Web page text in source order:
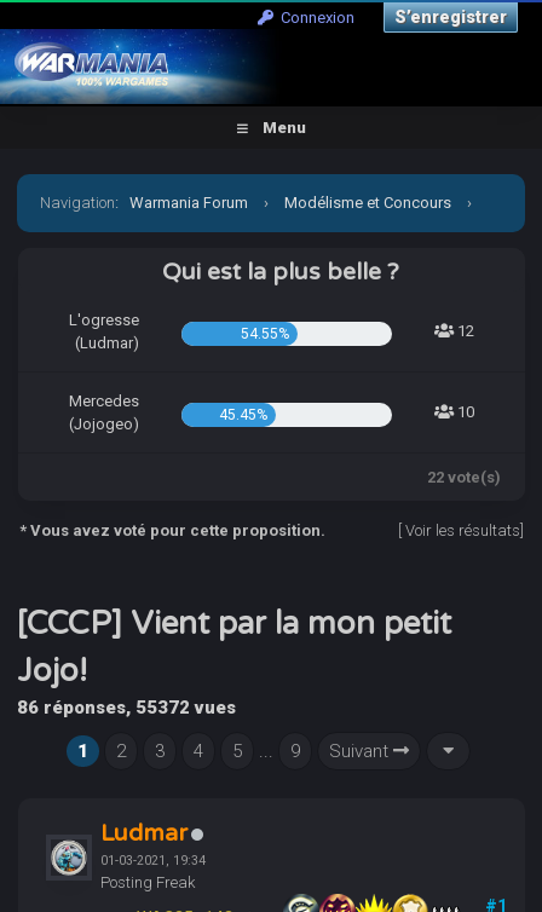
Connexion S’enregistrer
Menu
Navigation:Warmania Forum › Modélisme et Concours ›
› [CCCP] Vient par la mon petit Jojo!
Qui est la plus belle ?
L'ogresse
(Ludmar)
54.55% 12
Mercedes
(Jojogeo)
45.45% 10
22 vote(s)
* Vous avez voté pour cette proposition. Voir les résultats
[CCCP] Vient par la mon petit
Jojo!
86 réponses, 55372 vues
1
2 3 4 5 ... 9 Suivant
Ludmar
01-03-2021, 19:34
Posting Freak
#1